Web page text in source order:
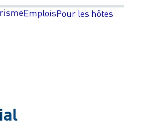
EmploisPour les hôtes